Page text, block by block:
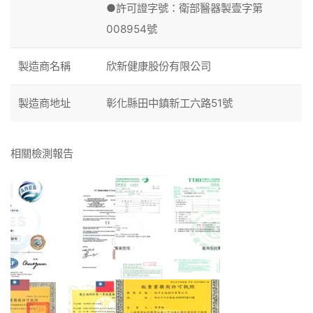
●許可證字號：衛部醫器製壹字第
008954號
製造商名稱 欣新健康股份有限公司
製造商地址 彰化縣田中鎮新工六路51號
相關檢測報告